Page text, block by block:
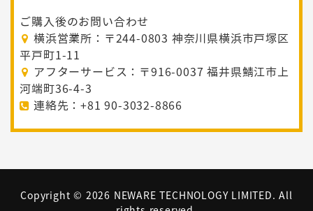
ご購入後のお問い合わせ
横浜営業所：〒244-0803 神奈川県横浜市戸塚区
平戸町1-11
アフターサービス：〒916-0037 福井県鯖江市上
河端町36-4-3
連絡先：+81 90-3032-8866
Copyright © 2026 NEWARE TECHNOLOGY LIMITED. All